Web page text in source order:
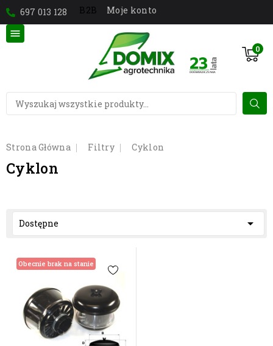
697 013 128 B2B Moje konto
0

Strona Główna Filtry Cyklon
Cyklon
Dostępne 
Obecnie brak na stanie